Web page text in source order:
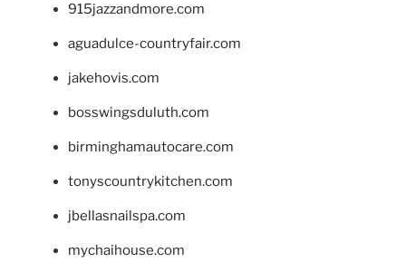
915jazzandmore.com
aguadulce-countryfair.com
jakehovis.com
bosswingsduluth.com
birminghamautocare.com
tonyscountrykitchen.com
jbellasnailspa.com
mychaihouse.com